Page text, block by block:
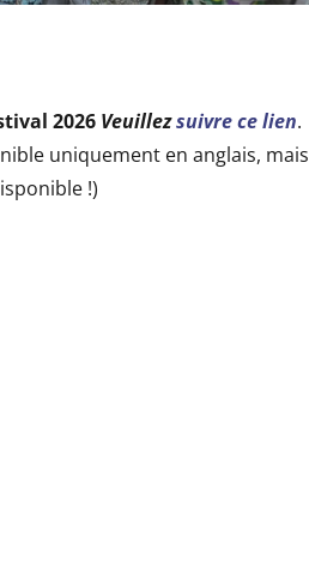
2026 Veuillezsuivre ce lien.
uniquement en anglais, mais
!)